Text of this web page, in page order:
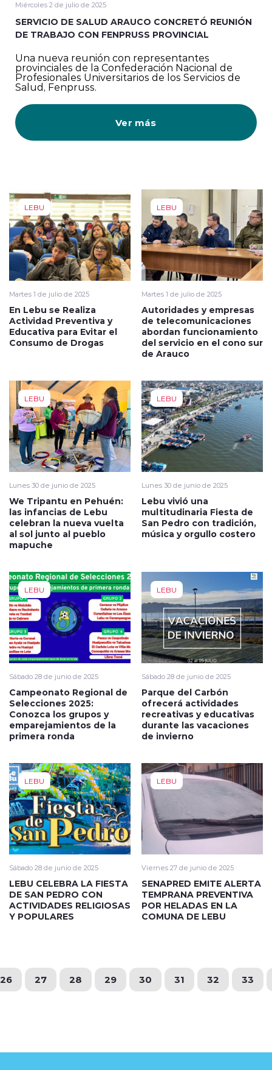
Miércoles 2 de julio de 2025
SERVICIO DE SALUD ARAUCO CONCRETÓ REUNIÓN
DE TRABAJO CON FENPRUSS PROVINCIAL
Una nueva reunión con representantes
provinciales de la Confederación Nacional de
Profesionales Universitarios de los Servicios de
Salud, Fenpruss.
Ver más
LEBU
Martes 1 de julio de 2025
En Lebu se Realiza
Actividad Preventiva y
Educativa para Evitar el
Consumo de Drogas
LEBU
Martes 1 de julio de 2025
Autoridades y empresas
de telecomunicaciones
abordan funcionamiento
del servicio en el cono sur
de Arauco
LEBU
Lunes 30 de junio de 2025
We Tripantu en Pehuén:
las infancias de Lebu
celebran la nueva vuelta
al sol junto al pueblo
mapuche
LEBU
Lunes 30 de junio de 2025
Lebu vivió una
multitudinaria Fiesta de
San Pedro con tradición,
música y orgullo costero
LEBU
Sábado 28 de junio de 2025
Campeonato Regional de
Selecciones 2025:
Conozca los grupos y
emparejamientos de la
primera ronda
LEBU
Sábado 28 de junio de 2025
Parque del Carbón
ofrecerá actividades
recreativas y educativas
durante las vacaciones
de invierno
LEBU
Sábado 28 de junio de 2025
LEBU CELEBRA LA FIESTA
DE SAN PEDRO CON
ACTIVIDADES RELIGIOSAS
Y POPULARES
LEBU
Viernes 27 de junio de 2025
SENAPRED EMITE ALERTA
TEMPRANA PREVENTIVA
POR HELADAS EN LA
COMUNA DE LEBU
26 27 28 29 30 31 32 33